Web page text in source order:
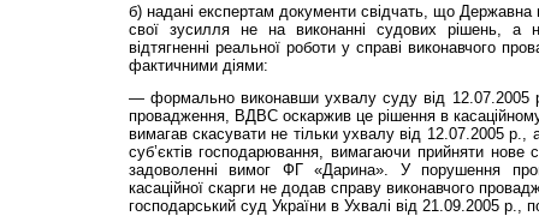
б) надані експертам документи свідчать, що
свої зусилля не на виконанні судових рішень, а
відтягненні реальної роботи у справі виконавчого
фактичними діями:
— формально виконавши ухвалу суду від 12.07.2005
провадження, ВДВС оскаржив це рішення в
вимагав скасувати не тільки ухвалу від 12.07.2005 р.,
суб’єктів господарювання, вимагаючи прийняти нове
задоволенні вимог ФГ «Дарина». У порушення
касаційної скарги не додав справу виконавчого
господарський суд України в Ухвалі від 21.09.2005 р.,